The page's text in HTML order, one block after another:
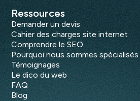
Ressources
Demander un devis
Cahier des charges site internet
Comprendre le SEO
Pourquoi nous sommes
Témoignages
Le dico du web
FAQ
Blog